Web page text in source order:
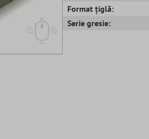
Format țiglă:
Serie gresie: